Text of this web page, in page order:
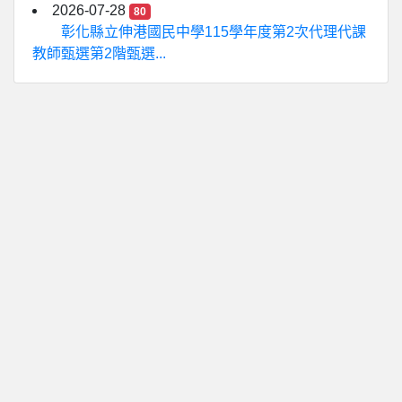
2026-07-28
80
彰化縣立伸港國民中學115學年度第2次代理代課
教師甄選第2階甄選...